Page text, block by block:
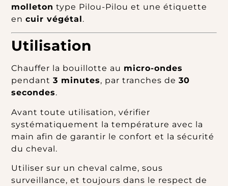
molleton type Pilou-Pilou et une étiquette
encuir végétal.
Utilisation
Chauffer la bouillotte au micro-ondes
pendant3 minutes, par tranches de30
secondes.
Avant toute utilisation, vérifier
systématiquement la température avec la
main afin de garantir le confort et la sécurité
du cheval.
Utiliser sur un cheval calme, sous
surveillance, et toujours dans le respect de